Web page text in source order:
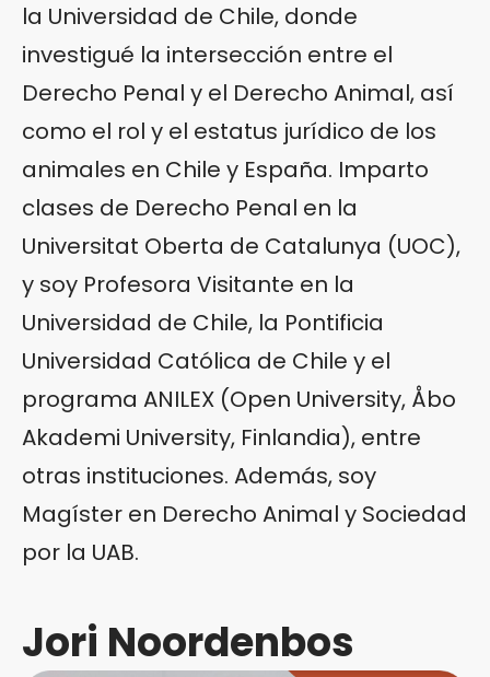
la Universidad de Chile, donde
investigué la intersección entre el
Derecho Penal y el Derecho Animal, así
como el rol y el estatus jurídico de los
animales en Chile y España. Imparto
clases de Derecho Penal en la
Universitat Oberta de Catalunya (UOC),
y soy Profesora Visitante en la
Universidad de Chile, la Pontificia
Universidad Católica de Chile y el
programa ANILEX (Open University, Åbo
Akademi University, Finlandia), entre
otras instituciones. Además, soy
Magíster en Derecho Animal y Sociedad
por la UAB.
Jori Noordenbos